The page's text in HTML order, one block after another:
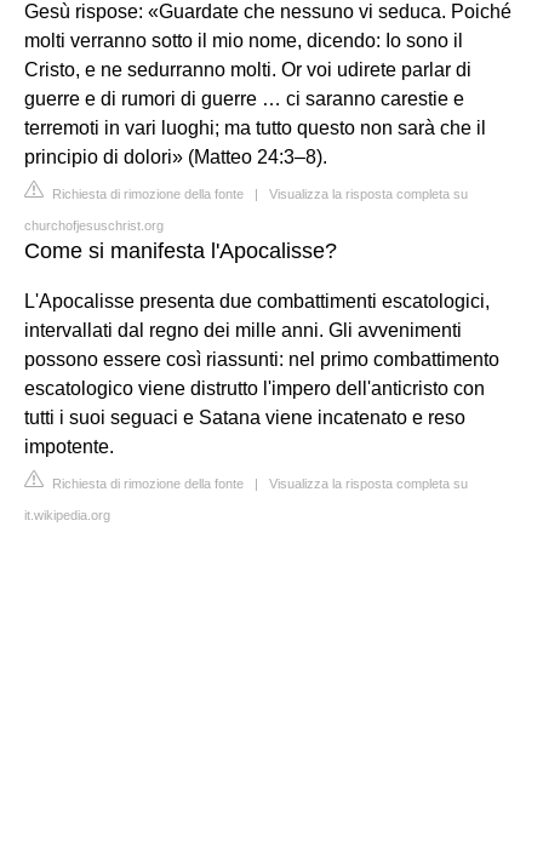
Gesù rispose: «Guardate che nessuno vi seduca. Poiché
molti verranno sotto il mio nome, dicendo: Io sono il
Cristo, e ne sedurranno molti. Or voi udirete parlar di
guerre e di rumori di guerre … ci saranno carestie e
terremoti in vari luoghi; ma tutto questo non sarà che il
principio di dolori» (Matteo 24:3–8).
Richiesta di rimozione della fonte | Visualizza la risposta completa su
churchofjesuschrist.org
Come si manifesta l'Apocalisse?
L'Apocalisse presenta due combattimenti escatologici,
intervallati dal regno dei mille anni. Gli avvenimenti
possono essere così riassunti: nel primo combattimento
escatologico viene distrutto l'impero dell'anticristo con
tutti i suoi seguaci e Satana viene incatenato e reso
impotente.
Richiesta di rimozione della fonte | Visualizza la risposta completa su
it.wikipedia.org